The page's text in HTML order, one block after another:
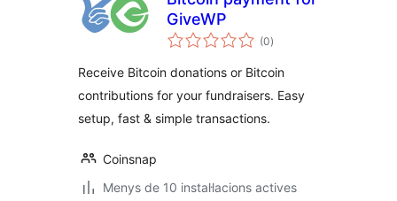
GiveWP
(0puntuacions
totals
)
Receive Bitcoin donations or Bitcoin
contributions for your fundraisers. Easy
setup, fast & simple transactions.
Coinsnap
Menys de 10 instal·lacions actives